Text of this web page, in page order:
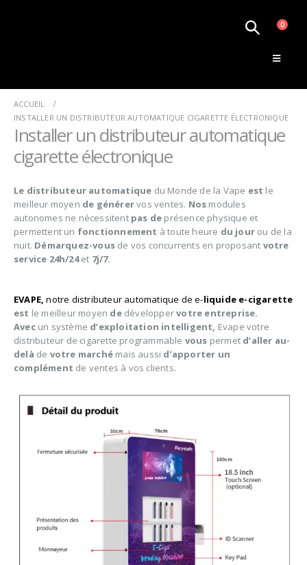
0
ACCUEIL
INSTALLER UN DISTRIBUTEUR AUTOMATIQUE CIGARETTE ÉLECTRONIQUE
Installer un distributeur automatique
cigarette électronique
Le distributeur automatique du Monde de la Vape est le
meilleur moyen de générervos ventes. Nos modules
autonomes ne nécessitent pas de présence physique et
permettent un fonctionnement à toute heure du jour ou de la
nuit. Démarquez-vous de vos concurrents en proposant votre
service 24h/24et 7j/7.
EVAPE, notre distributeur automatique de e-liquide e-cigarette
est le meilleur moyen dedéveloppervotre entreprise.
Avecun système d’exploitation intelligent, Evape votre
distributeur de cigarette programmable vous permet d’aller au-
delà de votre marché mais aussi d’apporter un
complément de ventes à vos clients.